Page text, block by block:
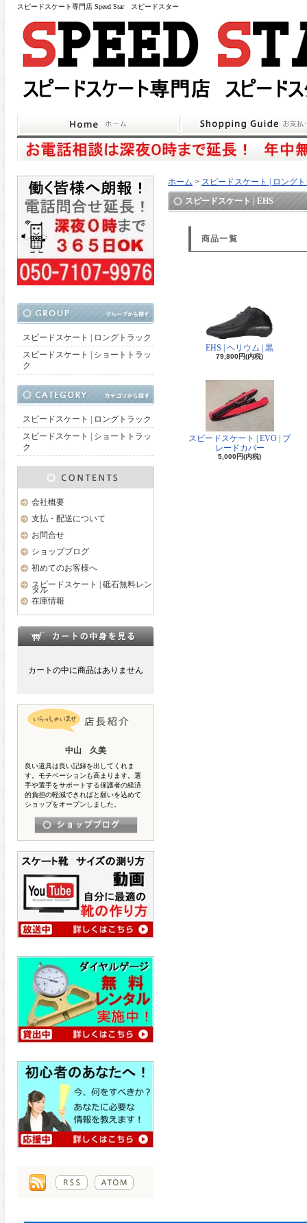
スピードスケート専門店 Speed Star スピードスター
スピードスケート | ロングトラック
スピードスケート | ショートトラッ
ク
スピードスケート | ロングトラック
スピードスケート | ショートトラッ
ク
会社概要
支払・配送について
お問合せ
ショップブログ
初めてのお客様へ
スピードスケート | 砥石無料レン
タル
在庫情報
カートの中に商品はありません
中山 久美
良い道具は良い記録を出してくれま
す。モチベーションも高まります。選
手や選手をサポートする保護者の経済
的負担の軽減できればと願いを込めて
ショップをオープンしました。
ホーム > スピードスケート | ロング
スピードスケート | EHS
商品一覧
EHS | ヘリウム | 黒
79,800円(内税)
スピードスケート | EVO | ブ
レードカバー
5,000円(内税)